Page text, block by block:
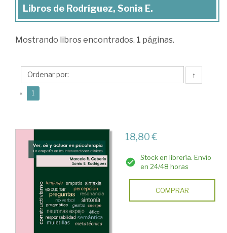
Libros
Rodríguez,
Libros de Rodríguez, Sonia E.
Mostrando libros encontrados. 1 páginas.
↑
« 1
18,80 €
Stock en librería. Envío
en 24/48 horas
COMPRAR